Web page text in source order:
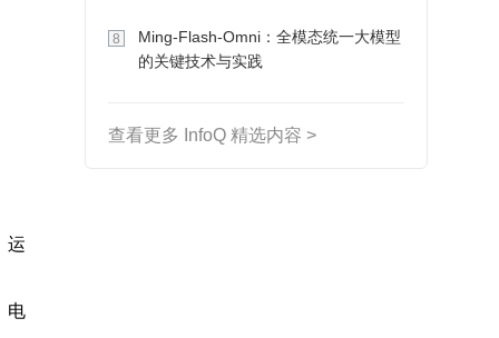
运
电
8
Ming-Flash-Omni：全模态统一大模型
的关键技术与实践
查看更多 InfoQ 精选内容 >